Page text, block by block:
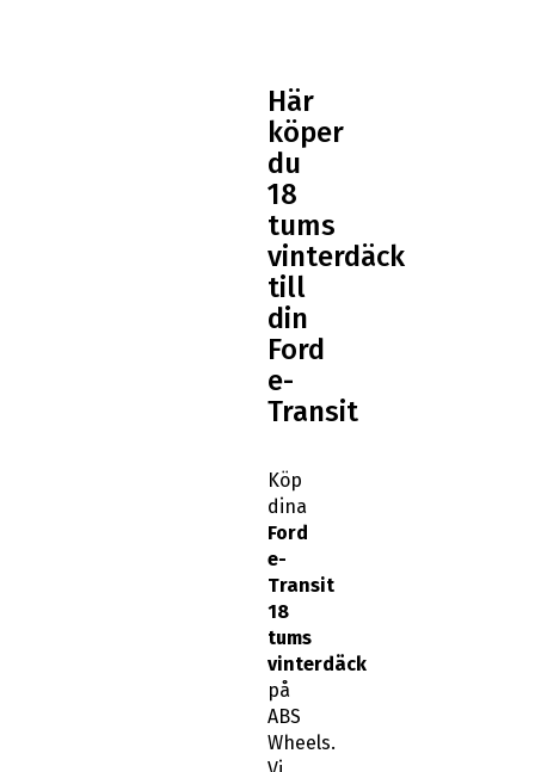
köper
du
18
tums
vinterdäck
till
din
Ford
e-
Transit
dina
Ford
e-
18
tums
vinterdäck
på
ABS
Wheels.
Vi
har